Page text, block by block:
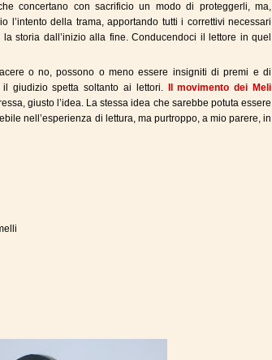
concertano con sacrificio un modo di proteggerli, ma,
l’intento della trama, apportando tutti i correttivi necessari
la storia dall’inizio alla fine. Conducendoci il lettore in quel
o no, possono o meno essere insigniti di premi e di
giudizio spetta soltanto ai lettori.
Il movimento dei Meli
giusto l’idea. La stessa idea che sarebbe potuta essere
nell’esperienza di lettura, ma purtroppo, a mio parere, in